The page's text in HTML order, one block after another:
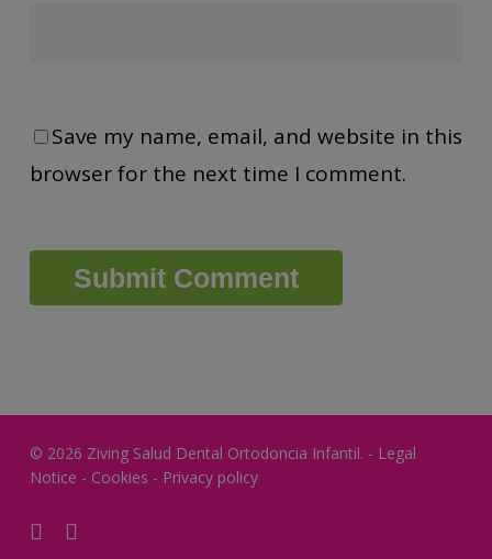
Save my name, email, and website in this
browser for the next time I comment.
© 2026 Ziving Salud Dental Ortodoncia Infantil. - Legal
Notice - Cookies - Privacy policy